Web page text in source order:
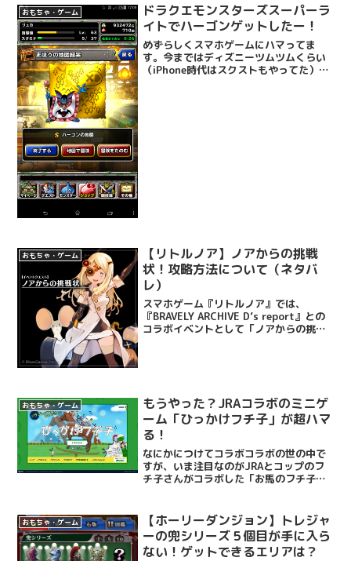
おもちゃ・ゲーム
ドラクエモンスターズスーパーラ
イトでハーゴンゲットしたー！
めずらしくスマホゲームにハマってま
す。今まではディズニーツムツムくらい
（iPhone時代はスクストもやってた）だ
おもちゃ・ゲーム
【リトルノア】ノアからの挑戦
状！攻略方法について（ネタバ
レ）
スマホゲーム『リトルノア』では、
『BRAVELY ARCHIVE D’s report』との
コラボイベントとして「ノアからの挑戦
おもちゃ・ゲーム
もうやった？JRAコラボのミニゲ
ーム「ひっかけフチ子」が超ハマ
る！
なにかにつけてコラボコラボの世の中で
すが、いま注目なのがJRAとコップのフ
チ子さんがコラボした「お馬のフチ子」
やってる競馬ですね。コップのフチ子さ
んは、いわゆるガチャ...
おもちゃ・ゲーム
【ホーリーダンジョン】トレジャ
ーの兜シリーズ５個目が手に入ら
ない！ゲットできるエリアは？